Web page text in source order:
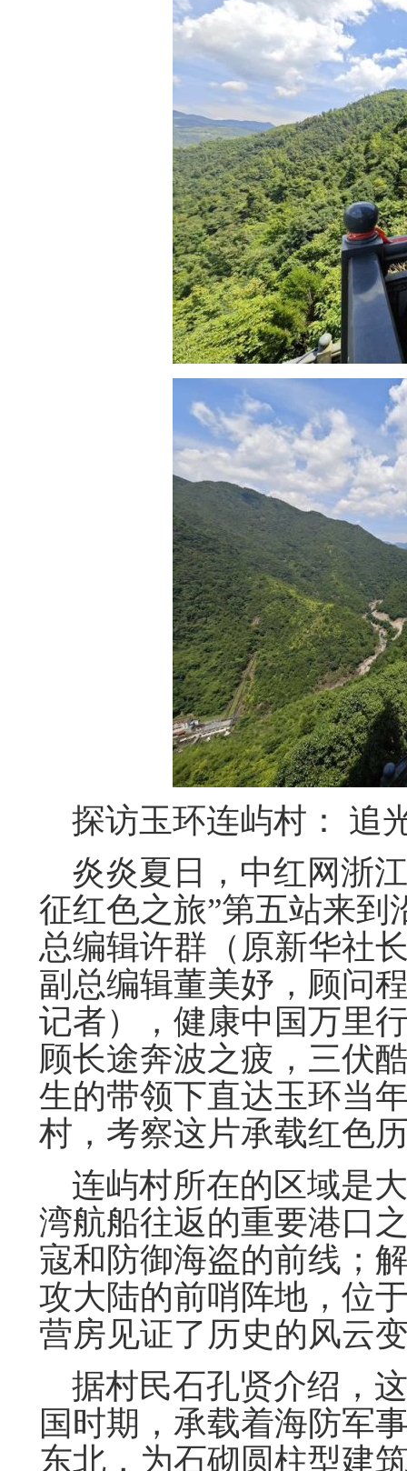
探访玉环连屿村： 追
炎炎夏日，中红网浙
征红色之旅”第五站来
总编辑许群（原新华社
副总编辑董美妤，顾问
记者），健康中国万里
顾长途奔波之疲，三伏
生的带领下直达玉环当
村，考察这片承载红色
连屿村所在的区域是
湾航船往返的重要港口
寇和防御海盗的前线；
攻大陆的前哨阵地，位
营房见证了历史的风云
据村民石孔贤介绍，
国时期，承载着海防军
东北，为石砌圆柱型建